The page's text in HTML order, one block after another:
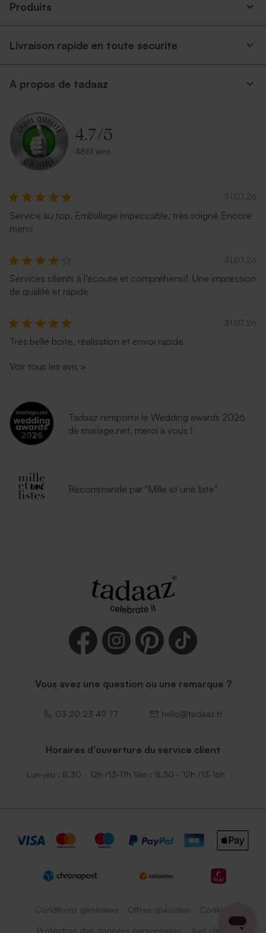
Produits
Livraison rapide en toute securite
A propos de tadaaz
4.7/5
4861 avis
31.07.26
Service au top. Emballage impeccable, très soigné Encore
merci
31.07.26
Services clients à l’écoute et compréhensif. Une impression
de qualité et rapide
31.07.26
Très belle boite, réalisation et envoi rapide
Voir tous les avis >
Tadaaz remporte le Wedding awards 2026
de mariage.net, merci à vous !
Recommandé par "Mille et une liste"
Vous avez une question ou une remarque ?
03 20 23 49 77 hello@tadaaz.fr
Horaires d'ouverture du service client
Lun-jeu : 8.30 - 12h /13-17h Ven : 8.30 - 12h /13-16h
Conditions générales Offres spéciales Cookies
Protection des données personnelles Avis client